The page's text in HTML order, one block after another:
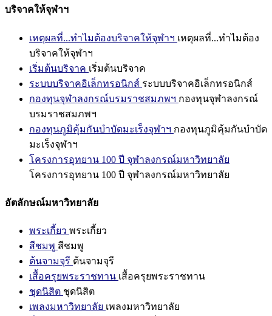
บริจาคให้จุฬาฯ
เหตุผลที่...ทำไมต้องบริจาคให้จุฬาฯ เหตุผลที่...ทำไมต้อง
บริจาคให้จุฬาฯ
เริ่มต้นบริจาค เริ่มต้นบริจาค
ระบบบริจาคอิเล็กทรอนิกส์ ระบบบริจาคอิเล็กทรอนิกส์
กองทุนจุฬาลงกรณ์บรมราชสมภพฯ กองทุนจุฬาลงกรณ์
บรมราชสมภพฯ
กองทุนภูมิคุ้มกันบำบัดมะเร็งจุฬาฯ กองทุนภูมิคุ้มกันบำบัด
มะเร็งจุฬาฯ
โครงการอุทยาน 100 ปี จุฬาลงกรณ์มหาวิทยาลัย
โครงการอุทยาน 100 ปี จุฬาลงกรณ์มหาวิทยาลัย
อัตลักษณ์มหาวิทยาลัย
พระเกี้ยว พระเกี้ยว
สีชมพู สีชมพู
ต้นจามจุรี ต้นจามจุรี
เสื้อครุยพระราชทาน เสื้อครุยพระราชทาน
ชุดนิสิต ชุดนิสิต
เพลงมหาวิทยาลัย เพลงมหาวิทยาลัย